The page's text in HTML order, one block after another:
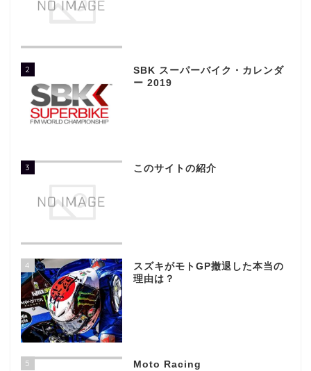
2
SBK スーパーバイク・カレンダ
ー 2019
3 このサイトの紹介
4
スズキがモトGP撤退した本当の
理由は？
5 Moto Racing